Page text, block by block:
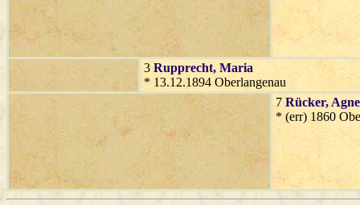
3 Rupprecht, Maria
* 13.12.1894 Oberlangenau
7 Rücker,
* (err) 1860